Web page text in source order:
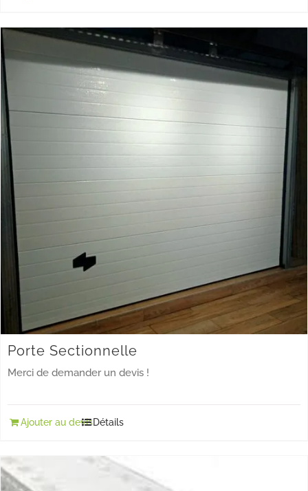
Porte Sectionnelle
Merci de demander un devis !
Ajouter au devisDétails